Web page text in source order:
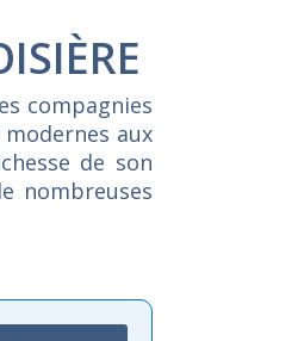
compagnies
aux
de son
nombreuses